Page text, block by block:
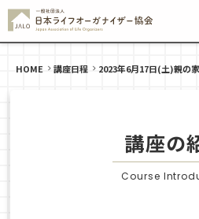
HOME 講座日程 2023年6月17日(土)親の
講座の
Course